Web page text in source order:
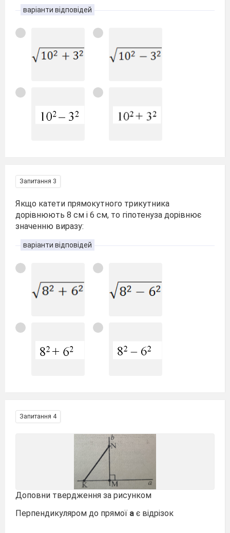
варіанти відповідей
Запитання 3
Якщо катети прямокутного трикутника
дорівнюють 8 см і 6 см, то гіпотенуза дорівнює
значенню виразу:
варіанти відповідей
Запитання 4
Доповни твердження за рисунком
Перпендикуляром до прямої а є відрізок